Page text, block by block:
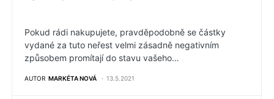
Pokud rádi nakupujete, pravděpodobně se částky
vydané za tuto neřest velmi zásadně negativním
způsobem promítají do stavu vašeho…
AUTOR MARKÉTA NOVÁ 13.5.2021